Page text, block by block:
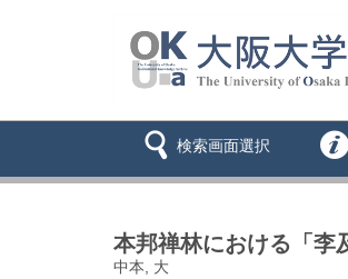
検索画面選択
本邦禅林における「李
中本, 大